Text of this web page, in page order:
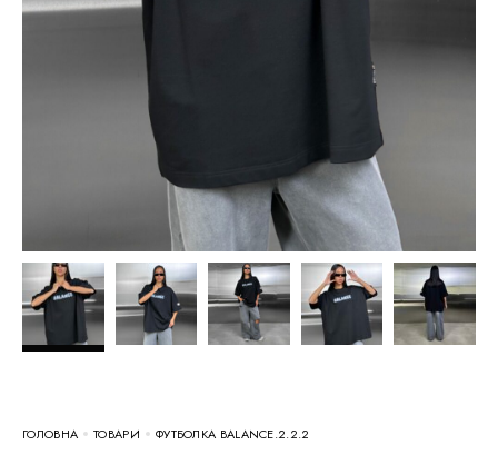
ГОЛОВНА ТОВАРИ ФУТБОЛКА BALANCE.2.2.2